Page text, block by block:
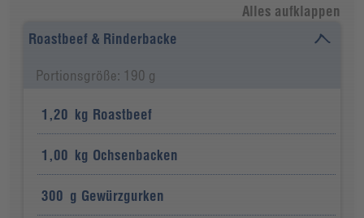
Alles aufklappen
Roastbeef & Rinderbacke
Portionsgröße: 190 g
1,20 kg Roastbeef
1,00 kg Ochsenbacken
300 g Gewürzgurken